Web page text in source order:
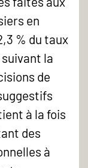
en
% du taux
la
de
à la fois
des
à